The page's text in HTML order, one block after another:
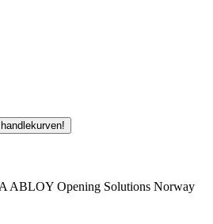
ABLOY Opening Solutions Norway